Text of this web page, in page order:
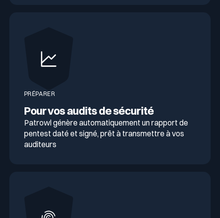
PRÉPARER
Pour vos audits de sécurité
Patrowl génère automatiquement un rapport de
pentest daté et signé, prêt à transmettre à vos
auditeurs